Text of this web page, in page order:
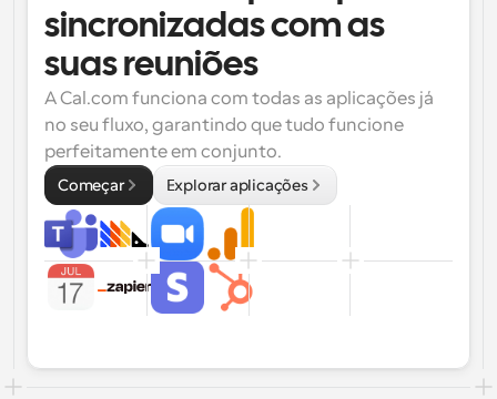
sincronizadas com as
suas reuniões
A Cal.com funciona com todas as aplicações já
no seu fluxo, garantindo que tudo funcione
perfeitamente em conjunto.
Começar Explorar aplicações